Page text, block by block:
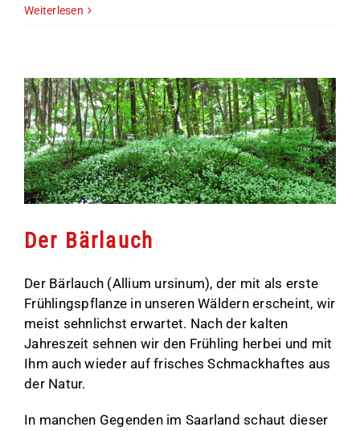
Weiterlesen
Der Bärlauch
Der Bärlauch (Allium ursinum), der mit als erste
Frühlingspflanze in unseren Wäldern erscheint, wir
meist sehnlichst erwartet. Nach der kalten
Jahreszeit sehnen wir den Frühling herbei und mit
Ihm auch wieder auf frisches Schmackhaftes aus
der Natur.
In manchen Gegenden im Saarland schaut dieser